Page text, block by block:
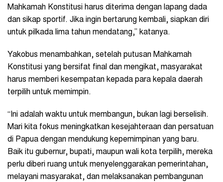
Mahkamah Konstitusi harus diterima dengan lapang dada
dan sikap sportif. Jika ingin bertarung kembali, siapkan diri
untuk pilkada lima tahun mendatang,” katanya.
Yakobus menambahkan, setelah putusan Mahkamah
Konstitusi yang bersifat final dan mengikat, masyarakat
harus memberi kesempatan kepada para kepala daerah
terpilih untuk memimpin.
“Ini adalah waktu untuk membangun, bukan lagi berselisih.
Mari kita fokus meningkatkan kesejahteraan dan persatuan
di Papua dengan mendukung kepemimpinan yang baru.
Baik itu gubernur, bupati, maupun wali kota terpilih, mereka
perlu diberi ruang untuk menyelenggarakan pemerintahan,
melayani masyarakat, dan melaksanakan pembangunan